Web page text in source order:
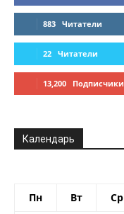
883 Читатели
22 Читатели
13,200 Подписчики
Календарь
Пн Вт Ср